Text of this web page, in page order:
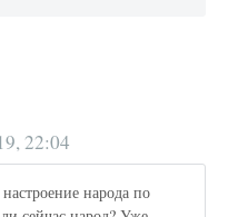
22:04
народа по